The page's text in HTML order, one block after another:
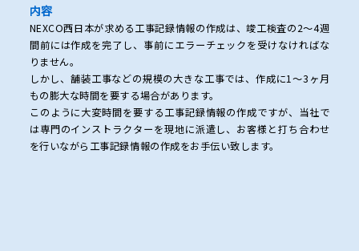
内容
NEXCO西日本が求める工事記録情報の作成は、竣工検査の2〜4週
間前には作成を完了し、事前にエラーチェックを受けなければな
りません。
しかし、舗装工事などの規模の大きな工事では、作成に1〜3ヶ月
もの膨大な時間を要する場合があります。
このように大変時間を要する工事記録情報の作成ですが、当社で
は専門のインストラクターを現地に派遣し、お客様と打ち合わせ
を行いながら工事記録情報の作成をお手伝い致します。